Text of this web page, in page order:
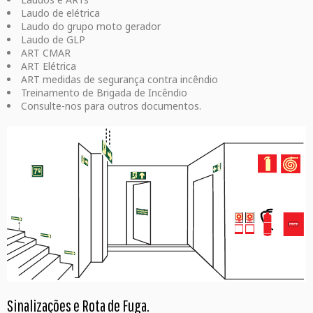
Laudo de elétrica
Laudo do grupo moto gerador
Laudo de GLP
ART CMAR
ART Elétrica
ART medidas de segurança contra incêndio
Treinamento de Brigada de Incêndio
Consulte-nos para outros documentos.
Sinalizações e Rota de Fuga.